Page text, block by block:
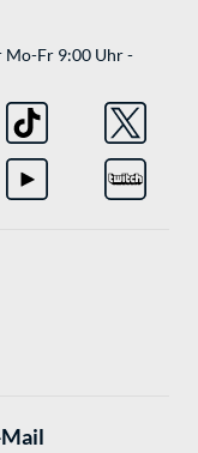
Mo-Fr 9:00 Uhr -